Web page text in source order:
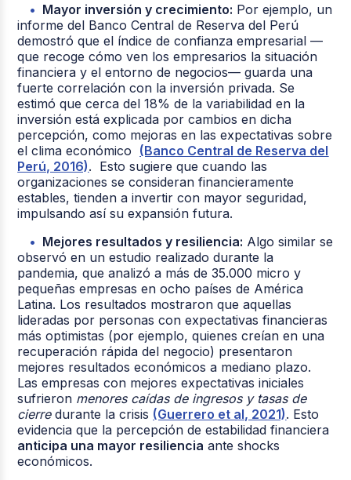
Mayor inversión y crecimiento: Por ejemplo, un
informe del Banco Central de Reserva del Perú
demostró que el índice de confianza empresarial —
que recoge cómo ven los empresarios la situación
financiera y el entorno de negocios— guarda una
fuerte correlación con la inversión privada. Se
estimó que cerca del 18% de la variabilidad en la
inversión está explicada por cambios en dicha
percepción, como mejoras en las expectativas sobre
el clima económico (Banco Central de Reserva del
Perú, 2016). Esto sugiere que cuando las
organizaciones se consideran financieramente
estables, tienden a invertir con mayor seguridad,
impulsando así su expansión futura.
Mejores resultados y resiliencia: Algo similar se
observó en un estudio realizado durante la
pandemia, que analizó a más de 35.000 micro y
pequeñas empresas en ocho países de América
Latina. Los resultados mostraron que aquellas
lideradas por personas con expectativas financieras
más optimistas (por ejemplo, quienes creían en una
recuperación rápida del negocio) presentaron
mejores resultados económicos a mediano plazo.
Las empresas con mejores expectativas iniciales
sufrieron menores caídas de ingresos y tasas de
cierredurante la crisis (Guerrero et al, 2021). Esto
evidencia que la percepción de estabilidad financiera
anticipa una mayor resiliencia ante shocks
económicos.